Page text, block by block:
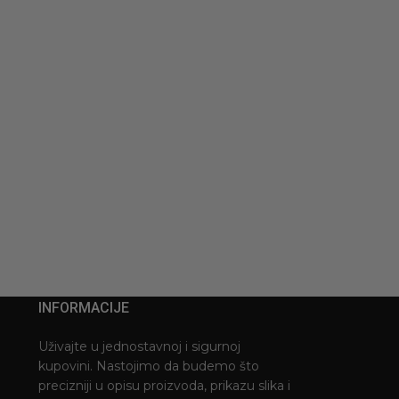
INFORMACIJE
Uživajte u jednostavnoj i sigurnoj
kupovini. Nastojimo da budemo što
precizniji u opisu proizvoda, prikazu slika i